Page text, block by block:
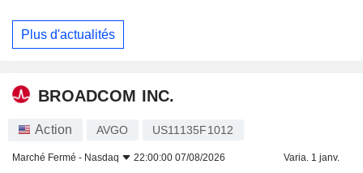
Plus d'actualités
BROADCOM INC.
Action AVGO US11135F1012
Marché Fermé - Nasdaq 22:00:00 07/08/2026 Varia. 1 janv.